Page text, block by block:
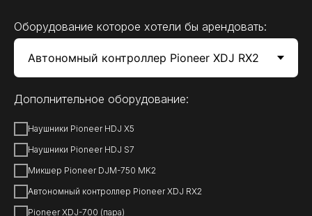
Оборудование которое хотели бы арендовать:
Дополнительное оборудование:
Наушники Pioneer HDJ X5
Наушники Pioneer HDJ S7
Микшер Pioneer DJM-750 MK2
Автономный контроллер Pioneer XDJ RX2
Pioneer XDJ-700 (пара)